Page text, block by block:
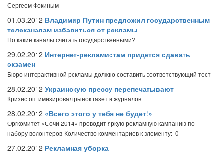
Сергеем Фокиным
01.03.2012 Владимир Путин предложил государственным
телеканалам избавиться от рекламы
Но какие каналы считать государственными?
29.02.2012 Интернет-рекламистам придется сдавать
экзамен
Бюро интерактивной рекламы должно составить соответствующий тест
28.02.2012 Украинскую прессу перепечатывают
Кризис оптимизировал рынок газет и журналов
28.02.2012 «Всего этого у тебя не будет!»
Оргкомитет «Сочи 2014» проводит яркую рекламную кампанию по
набору волонтеров Количество комментариев к элементу: 0
27.02.2012 Рекламная уборка